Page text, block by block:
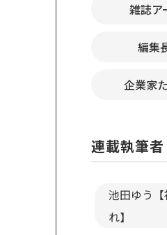
雑誌ア
編集
企業家
連載執筆者
池田ゆう
れ】